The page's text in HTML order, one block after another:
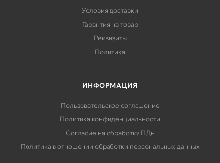
Условия доставки
Гарантия на товар
Реквизиты
Политика
ИНФОРМАЦИЯ
Пользовательское соглашение
Политика конфиденциальности
Согласие на обработку ПДн
Политика в отношении обработки персональных данных